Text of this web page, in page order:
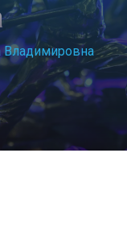
Владимировна